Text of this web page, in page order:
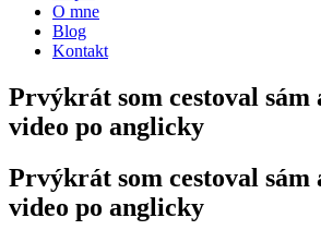
O mne
Blog
Kontakt
Prvýkrát som cestoval sám
video po anglicky
Prvýkrát som cestoval sám
video po anglicky